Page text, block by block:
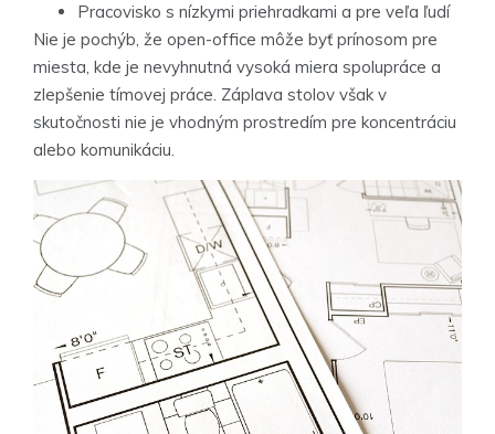
Pracovisko s nízkymi priehradkami a pre veľa ľudí
Nie je pochýb, že open-office môže byť prínosom pre
miesta, kde je nevyhnutná vysoká miera spolupráce a
zlepšenie tímovej práce. Záplava stolov však v
skutočnosti nie je vhodným prostredím pre koncentráciu
alebo komunikáciu.